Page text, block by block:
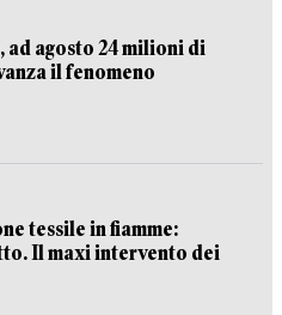
ad agosto 24 milioni di
il fenomeno
tessile in fiamme:
Il maxi intervento dei